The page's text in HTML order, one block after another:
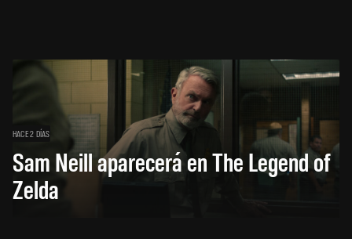
HACE 2 DÍAS
Sam Neill aparecerá en The Legend of
Zelda